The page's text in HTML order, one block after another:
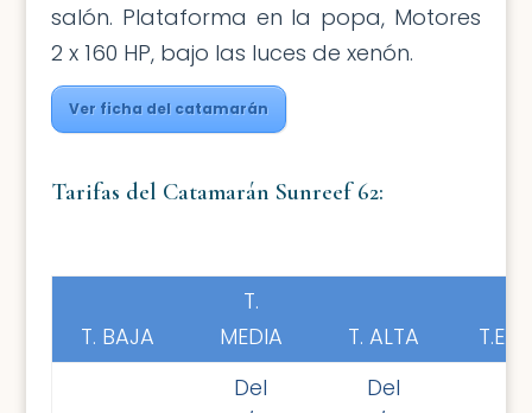
salón. Plataforma en la popa, Motores
2 x 160 HP, bajo las luces de xenón.
Ver ficha del catamarán
Tarifas del Catamarán Sunreef 62:
T. BAJA
T.
MEDIA
T. ALTA
Del
Del